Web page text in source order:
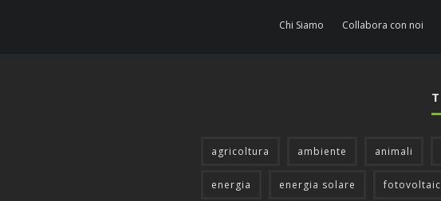
Chi Siamo Collabora con noi
agricoltura ambiente animali
energia energia solare